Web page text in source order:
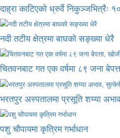
दाह्रा काटिएको ध्रुर्वे निकुञ्जभित्रैः
नदी तटीय क्षेत्रमा बाघको सङ्ख्या धेरै
चितवनबाट गत एक वर्षमा ८९ जना
भरतपुर अस्पतालमा प्रसूति शय्या
पशु चौपायमा कृत्रिम गर्भाधान